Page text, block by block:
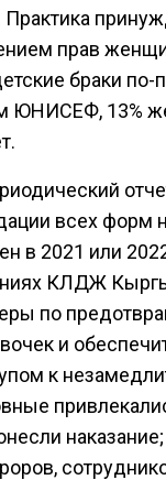
прав
браки
ЮНИСЕФ, 13%
всех форм
в 2021 или
КЛДЖ
по
и
к